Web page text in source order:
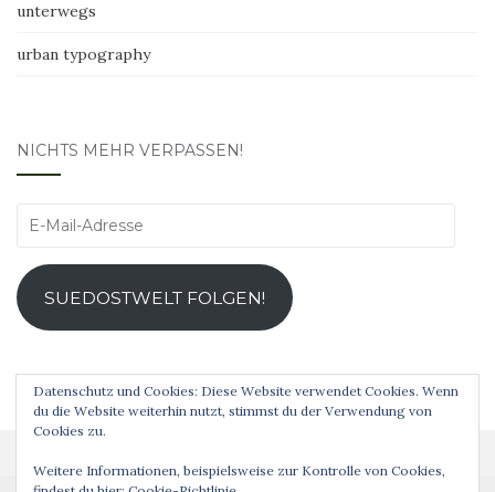
unterwegs
urban typography
NICHTS MEHR VERPASSEN!
E-
Adresse
SUEDOSTWELT FOLGEN!
Datenschutz und Cookies: Diese Website verwendet Cookies. Wenn
du die Website weiterhin nutzt, stimmst du der Verwendung von
Cookies zu.
Weitere Informationen, beispielsweise zur Kontrolle von Cookies,